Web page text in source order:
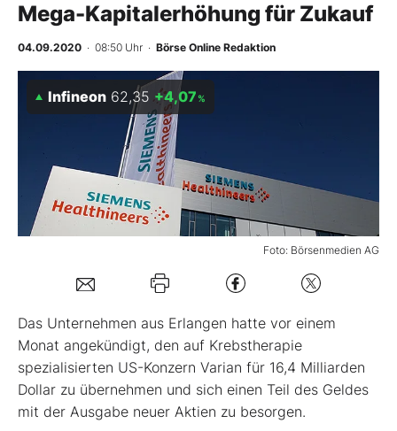
Abo & Shop
Experten
Mein B:O
Mein Konto
Kontakt
Mega-Kapitalerhöhung für Zukauf
04.09.2020 · 08:50 Uhr · Börse Online Redaktion
Foto: Börsenmedien AG
Infineon 62,35 +4,07 %
Das Unternehmen aus Erlangen hatte vor einem
Monat angekündigt, den auf Krebstherapie
spezialisierten US-Konzern Varian für 16,4 Milliarden
Dollar zu übernehmen und sich einen Teil des Geldes
mit der Ausgabe neuer Aktien zu besorgen.